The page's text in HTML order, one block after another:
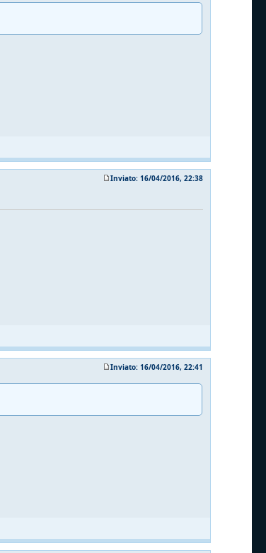
Inviato: 16/04/2016, 22:38
Inviato: 16/04/2016, 22:41